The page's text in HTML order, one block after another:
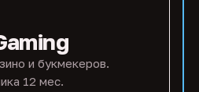
и букмекеров.
12 мес.